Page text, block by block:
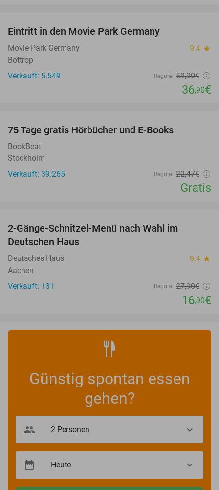
Eintritt in den Movie Park Germany
Movie Park Germany 9.4 star
Bottrop
Verkauft: 5.549
Regulär 59,90€
36,90€
75 Tage gratis Hörbücher und E-Books
BookBeat
Stockholm
Verkauft: 39.265
Regulär 22,47€
Gratis
2-Gänge-Schnitzel-Menü nach Wahl im
Deutschen Haus
Deutsches Haus 9.4 star
Aachen
Verkauft: 131
Regulär 27,90€
16,90€
Günstig spontan essen
gehen?